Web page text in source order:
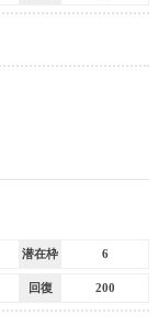
潜在枠 6
回復 200